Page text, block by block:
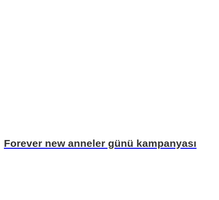
Forever new anneler günü kampanyası